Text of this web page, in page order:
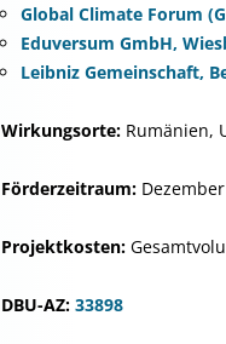
Global Climate Forum
Eduversum GmbH,
Leibniz Gemeinschaft,
Wirkungsorte: Rumänien,
Förderzeitraum:
Projektkosten:
DBU-AZ: 33898